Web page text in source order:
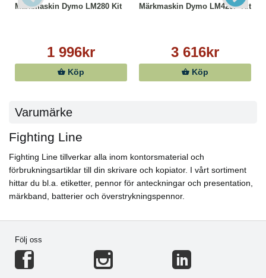
Märkmaskin Dymo LM280 Kit
1 996kr
Köp
Märkmaskin Dymo LM420P Kit
3 616kr
Köp
Varumärke
Fighting Line
Fighting Line tillverkar alla inom kontorsmaterial och
förbrukningsartiklar till din skrivare och kopiator. I vårt sortiment
hittar du bl.a. etiketter, pennor för anteckningar och presentation,
märkband, batterier och överstrykningspennor.
Följ oss